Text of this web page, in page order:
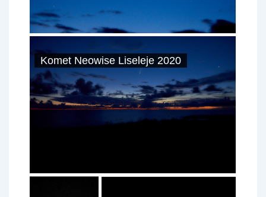
Komet Neowise Liseleje 2020